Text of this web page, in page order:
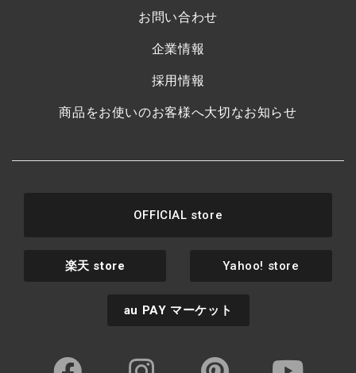
お問い合わせ
企業情報
採用情報
商品をお使いのお客様へ大切なお知らせ
OFFICIAL store
楽天 store Yahoo! store
au PAY マーケット